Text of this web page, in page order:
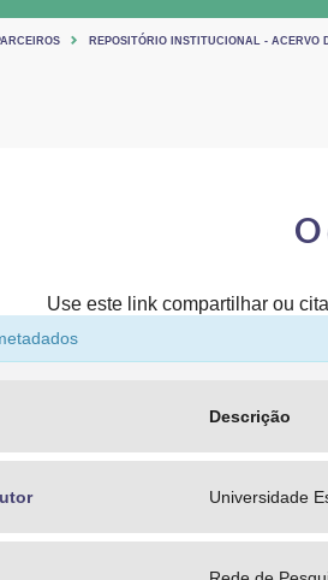
REPOSITÓRIO INSTITUCIONAL - ACERVO
Use este link compartilhar ou
Descrição
Universidade